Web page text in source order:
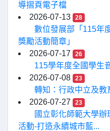
導摺頁電子檔
2026-07-13
28
數位發展部「115年
獎勵活動簡章」
2026-07-17
26
115學年度全國學生
2026-07-08
23
轉知：行政中立及教
2026-07-27
23
國立彰化師範大學
活動-打造永續城市藍...